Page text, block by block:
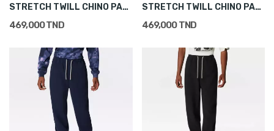
STRETCH TWILL CHINO PANT (SLIM) BLEU MARINE
469,000 TND
STRETCH TWILL CHINO PANT (SLIM) NOIR
469,000 TND